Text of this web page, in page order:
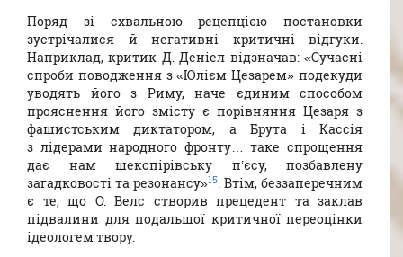
Поряд зі схвальною рецепцією постановки
зустрічалися й негативні критичні відгуки.
Наприклад, критик Д. Деніел відзначав: «Сучасні
спроби поводження з «Юлієм Цезарем» подекуди
уводять його з Риму, наче єдиним способом
прояснення його змісту є порівняння Цезаря з
фашистським диктатором, а Брута і Кассія
з лідерами народного фронту… таке спрощення
дає нам шекспірівську п’єсу, позбавлену
загадковості та резонансу»15. Втім, беззаперечним
є те, що О. Велс створив прецедент та заклав
підвалини для подальшої критичної переоцінки
ідеологем твору.